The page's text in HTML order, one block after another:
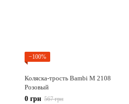
−100%
Коляска-трость Bambi M 2108
Розовый
0 грн 567 грн